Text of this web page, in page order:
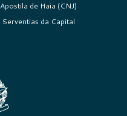
Apostila de Haia (CNJ)
Serventias da Capital